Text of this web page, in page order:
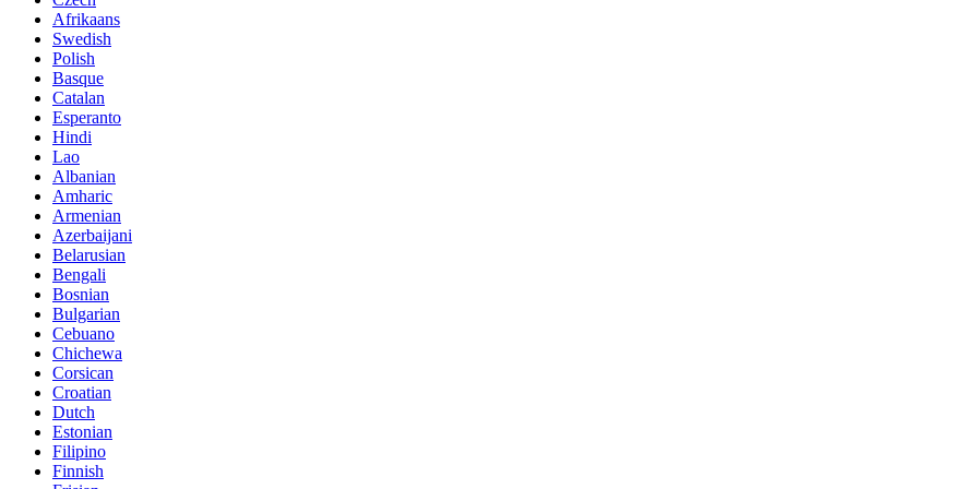
Afrikaans
Swedish
Polish
Basque
Catalan
Esperanto
Hindi
Lao
Albanian
Amharic
Armenian
Azerbaijani
Belarusian
Bengali
Bosnian
Bulgarian
Cebuano
Chichewa
Corsican
Croatian
Dutch
Estonian
Filipino
Finnish